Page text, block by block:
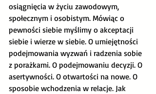
osiągnięcia w życiu zawodowym,
społecznym i osobistym. Mówiąc o
pewności siebie myślimy o akceptacji
siebie i wierze w siebie. O umiejętności
podejmowania wyzwań i radzenia sobie
z porażkami. O podejmowaniu decyzji. O
asertywności. O otwartości na nowe. O
sposobie wchodzenia w relacje. Jak